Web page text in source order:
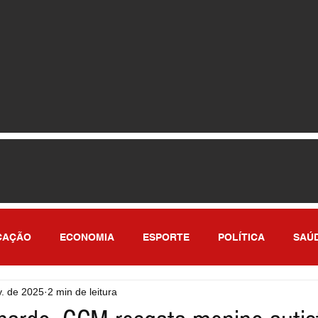
ECONOMIA ESPORTE POLÍTICA
de 2025 2 min de leitura